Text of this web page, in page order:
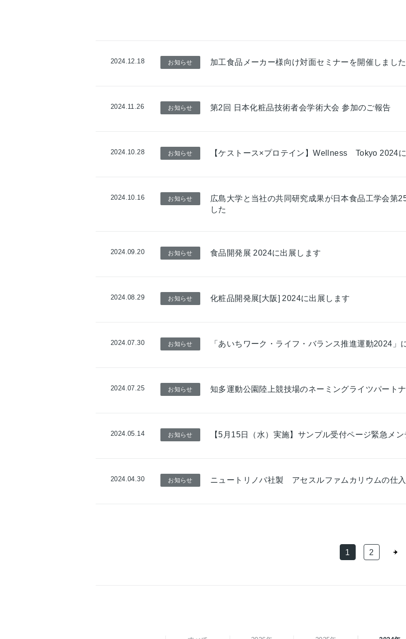
2024.12.18 お知らせ 加工食品メーカー様向け対面セミナーを開催しまし
2024.11.26 お知らせ 第2回 日本化粧品技術者会学術大会 参加のご報告
2024.10.28 お知らせ 【ケストース×プロテイン】Wellness Tokyo 2024
2024.10.16 お知らせ
広島大学と当社の共同研究成果が日本食品工学会第
した
2024.09.20 お知らせ 食品開発展 2024に出展します
2024.08.29 お知らせ 化粧品開発展[大阪] 2024に出展します
2024.07.30 お知らせ 「あいちワーク・ライフ・バランス推進運動2024」
2024.07.25 お知らせ 知多運動公園陸上競技場のネーミングライツパート
2024.05.14 お知らせ 【5月15日（水）実施】サンプル受付ページ緊急メ
2024.04.30 お知らせ ニュートリノバ社製 アセスルファムカリウムの仕
1 2